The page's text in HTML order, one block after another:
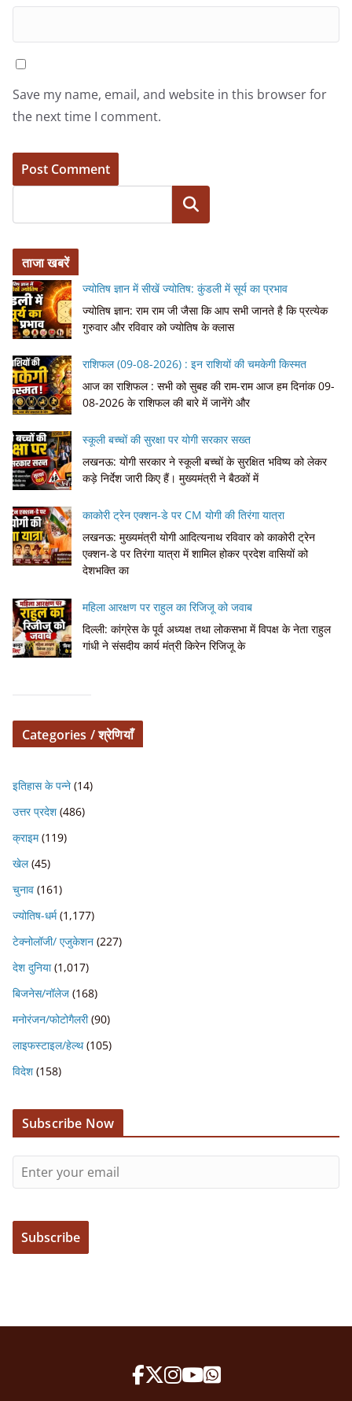
Save my name, email, and website in this browser for
the next time I comment.
Search
ताजा खबरें
ज्योतिष ज्ञान में सीखें ज्योतिष: कुंडली में सूर्य का प्रभाव
ज्योतिष ज्ञान: राम राम जी जैसा कि आप सभी जानते है कि प्रत्येक
गुरुवार और रविवार को ज्योतिष के क्लास
राशिफल (09-08-2026) : इन राशियों की चमकेगी किस्मत
आज का राशिफल : सभी को सुबह की राम-राम आज हम दिनांक 09-
08-2026 के राशिफल की बारे में जानेंगे और
स्कूली बच्चों की सुरक्षा पर योगी सरकार सख्त
लखनऊ: योगी सरकार ने स्कूली बच्चों के सुरक्षित भविष्य को लेकर
कड़े निर्देश जारी किए हैं। मुख्यमंत्री ने बैठकों में
काकोरी ट्रेन एक्शन-डे पर CM योगी की तिरंगा यात्रा
लखनऊ: मुख्यमंत्री योगी आदित्यनाथ रविवार को काकोरी ट्रेन
एक्शन-डे पर तिरंगा यात्रा में शामिल होकर प्रदेश वासियों को
देशभक्ति का
महिला आरक्षण पर राहुल का रिजिजू को जवाब
दिल्ली: कांग्रेस के पूर्व अध्यक्ष तथा लोकसभा में विपक्ष के नेता राहुल
गांधी ने संसदीय कार्य मंत्री किरेन रिजिजू के
Categories / श्रेणियाँ
इतिहास के पन्ने (14)
उत्तर प्रदेश (486)
क्राइम(119)
खेल(45)
चुनाव (161)
ज्योतिष-धर्म(1,177)
टेक्नोलॉजी/ एजुकेशन (227)
देश दुनिया(1,017)
बिजनेस/नॉलेज (168)
मनोरंजन/फोटोगैलरी(90)
लाइफस्टाइल/हेल्थ(105)
विदेश (158)
Subscribe Now